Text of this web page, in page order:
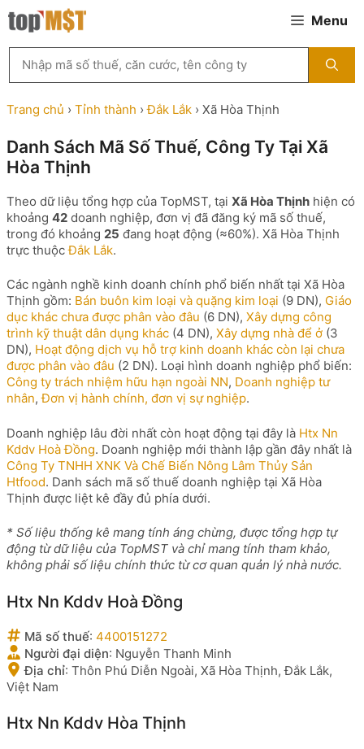
Chuyển
đến
Menu
kiếm
MST
theo
tên
ty,
người
diện
hoặc
mã
số
...
Trang chủ › Tỉnh thành ›Đắk Lắk › Xã Hòa Thịnh
Danh Sách Mã Số Thuế, Công Ty Tại Xã
Hòa Thịnh
Theo dữ liệu tổng hợp của TopMST, tại Xã Hòa Thịnh hiện có
khoảng 42 doanh nghiệp, đơn vị đã đăng ký mã số thuế,
trong đó khoảng 25 đang hoạt động (≈60%). Xã Hòa Thịnh
trực thuộcĐắk Lắk.
Các ngành nghề kinh doanh chính phổ biến nhất tại Xã Hòa
Thịnh gồm: Bán buôn kim loại và quặng kim loại (9 DN), Giáo
dục khác chưa được phân vào đâu (6 DN), Xây dựng công
trình kỹ thuật dân dụng khác (4 DN), Xây dựng nhà để ở (3
DN), Hoạt động dịch vụ hỗ trợ kinh doanh khác còn lại chưa
được phân vào đâu (2 DN). Loại hình doanh nghiệp phổ biến:
Công ty trách nhiệm hữu hạn ngoài NN, Doanh nghiệp tư
nhân,Đơn vị hành chính, đơn vị sự nghiệp.
Doanh nghiệp lâu đời nhất còn hoạt động tại đây là Htx Nn
Kddv Hoà Đồng. Doanh nghiệp mới thành lập gần đây nhất là
Công Ty TNHH XNK Và Chế Biến Nông Lâm Thủy Sản
Htfood. Danh sách mã số thuế doanh nghiệp tại Xã Hòa
Thịnh được liệt kê đầy đủ phía dưới.
* Số liệu thống kê mang tính áng chừng, được tổng hợp tự
động từ dữ liệu của TopMST và chỉ mang tính tham khảo,
không phải số liệu chính thức từ cơ quan quản lý nhà nước.
Htx Nn Kddv Hoà Đồng
Mã số thuế: 4400151272
Người đại diện: Nguyễn Thanh Minh
Địa chỉ: Thôn Phú Diễn Ngoài, Xã Hòa Thịnh, Đắk Lắk,
Việt Nam
Htx Nn Kddv Hòa Thịnh